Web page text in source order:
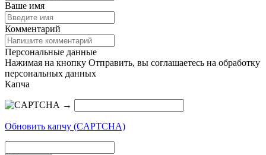
Ваше имя
Комментарий
Персональные данные
Нажимая на кнопку Отправить, вы соглашаетесь на обработку
персональных данных
Капча
→
Обновить капчу (CAPTCHA)